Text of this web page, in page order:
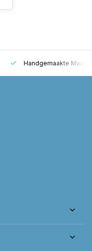
Handgemaakte